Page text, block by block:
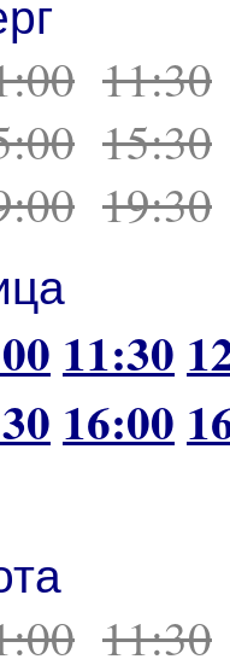
11:30
15:30
19:30
11:30
16:00
11:30